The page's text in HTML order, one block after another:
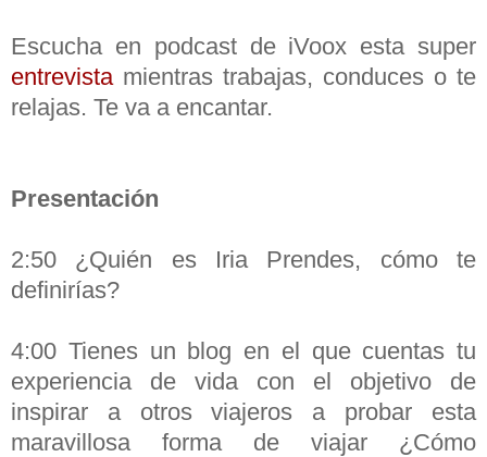
Escucha en podcast de iVoox esta super
entrevista mientras trabajas, conduces o te
relajas. Te va a encantar.
Presentación
2:50 ¿Quién es Iria Prendes, cómo te
definirías?
4:00 Tienes un blog en el que cuentas tu
experiencia de vida con el objetivo de
inspirar a otros viajeros a probar esta
maravillosa forma de viajar ¿Cómo